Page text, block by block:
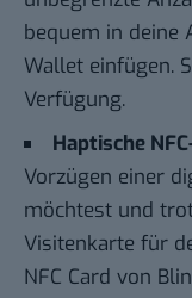
bequem in deine
Wallet einfügen.
Verfügung.
Haptische
Vorzügen einer
möchtest und
Visitenkarte für
NFC Card von